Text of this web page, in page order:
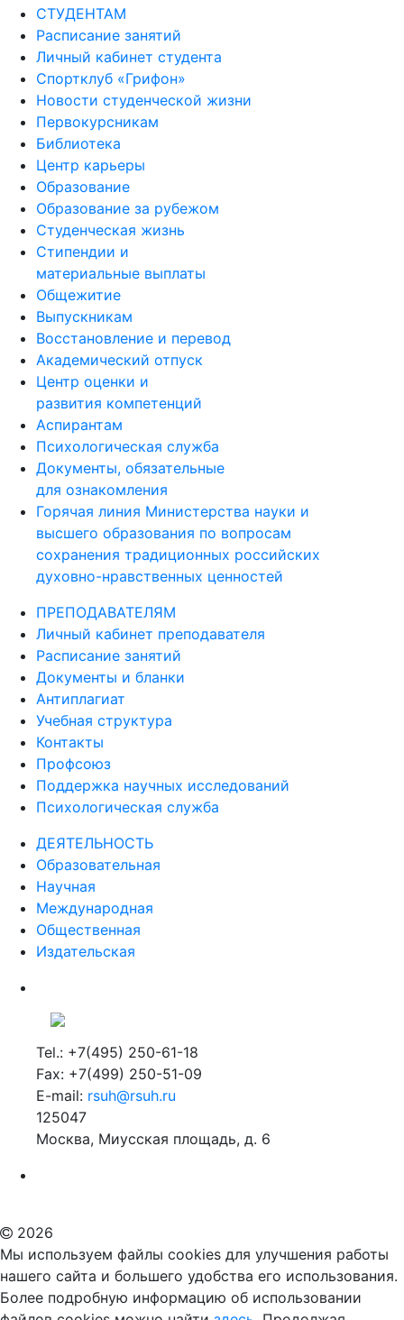
СТУДЕНТАМ
Расписание занятий
Личный кабинет студента
Спортклуб «Грифон»
Новости студенческой жизни
Первокурсникам
Библиотека
Центр карьеры
Образование
Образование за рубежом
Студенческая жизнь
Стипендии и
материальные выплаты
Общежитие
Выпускникам
Восстановление и перевод
Академический отпуск
Центр оценки и
развития компетенций
Аспирантам
Психологическая служба
Документы, обязательные
для ознакомления
Горячая линия Министерства науки и
высшего образования по вопросам
сохранения традиционных российских
духовно-нравственных ценностей
ПРЕПОДАВАТЕЛЯМ
Личный кабинет преподавателя
Расписание занятий
Документы и бланки
Антиплагиат
Учебная структура
Контакты
Профсоюз
Поддержка научных исследований
Психологическая служба
ДЕЯТЕЛЬНОСТЬ
Образовательная
Научная
Международная
Общественная
Издательская
Tel.: +7(495) 250-61-18
Fax: +7(499) 250-51-09
E-mail: rsuh@rsuh.ru
125047
Москва, Миусская площадь, д. 6
2026
Мы используем файлы cookies для улучшения работы
нашего сайта и большего удобства его использования.
Более подробную информацию об использовании